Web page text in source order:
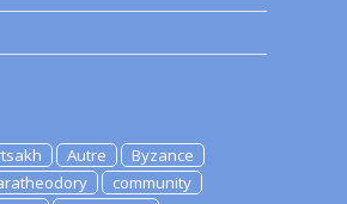
Autre
Byzance
community